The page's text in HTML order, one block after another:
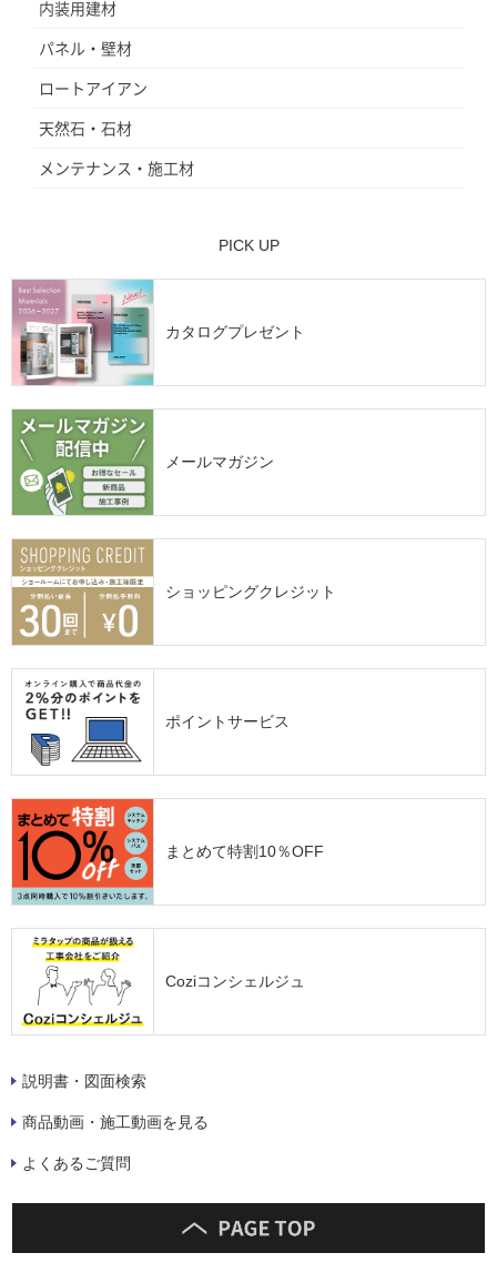
内装用建材
パネル・壁材
ロートアイアン
天然石・石材
メンテナンス・施工材
PICK UP
カタログプレゼント
メールマガジン
ショッピングクレジット
ポイントサービス
まとめて特割10％OFF
Coziコンシェルジュ
説明書・図面検索
商品動画・施工動画を見る
よくあるご質問